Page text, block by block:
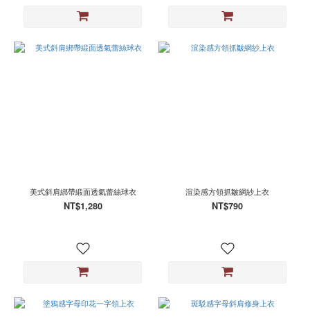
美式斜肩綁帶緞面透氣蕾絲球衣
NT$1,280
渲染感方領抓皺網紗上衣
NT$790